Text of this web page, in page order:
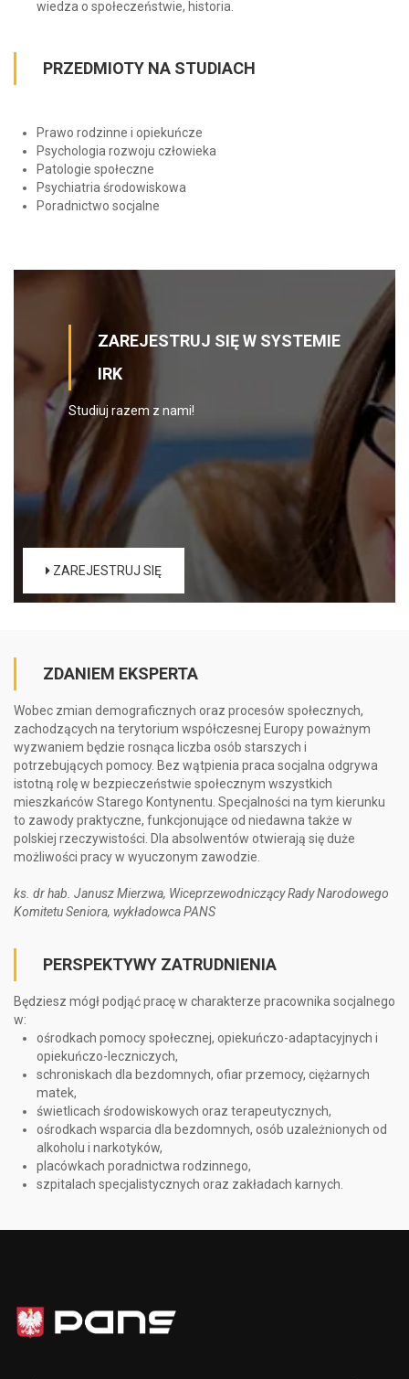
wiedza o społeczeństwie, historia.
PRZEDMIOTY NA STUDIACH
Prawo rodzinne i opiekuńcze
Psychologia rozwoju człowieka
Patologie społeczne
Psychiatria środowiskowa
Poradnictwo socjalne
ZAREJESTRUJ SIĘ W SYSTEMIE
IRK
Studiuj razem z nami!
ZAREJESTRUJ SIĘ
ZDANIEM EKSPERTA
Wobec zmian demograficznych oraz procesów społecznych,
zachodzących na terytorium współczesnej Europy poważnym
wyzwaniem będzie rosnąca liczba osób starszych i
potrzebujących pomocy. Bez wątpienia praca socjalna odgrywa
istotną rolę w bezpieczeństwie społecznym wszystkich
mieszkańców Starego Kontynentu. Specjalności na tym kierunku
to zawody praktyczne, funkcjonujące od niedawna także w
polskiej rzeczywistości. Dla absolwentów otwierają się duże
możliwości pracy w wyuczonym zawodzie.
ks. dr hab. Janusz Mierzwa, Wiceprzewodniczący Rady Narodowego
Komitetu Seniora, wykładowca PANS
PERSPEKTYWY ZATRUDNIENIA
Będziesz mógł podjąć pracę w charakterze pracownika socjalnego
w:
ośrodkach pomocy społecznej, opiekuńczo-adaptacyjnych i
opiekuńczo-leczniczych,
schroniskach dla bezdomnych, ofiar przemocy, ciężarnych
matek,
świetlicach środowiskowych oraz terapeutycznych,
ośrodkach wsparcia dla bezdomnych, osób uzależnionych od
alkoholu i narkotyków,
placówkach poradnictwa rodzinnego,
szpitalach specjalistycznych oraz zakładach karnych.